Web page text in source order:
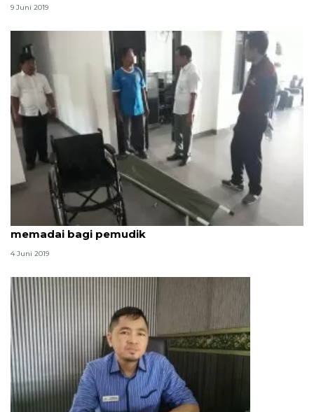
9 Juni 2019
Fasilitas Bandara El Tari dinilai Ombudsman
memadai bagi pemudik
4 Juni 2019